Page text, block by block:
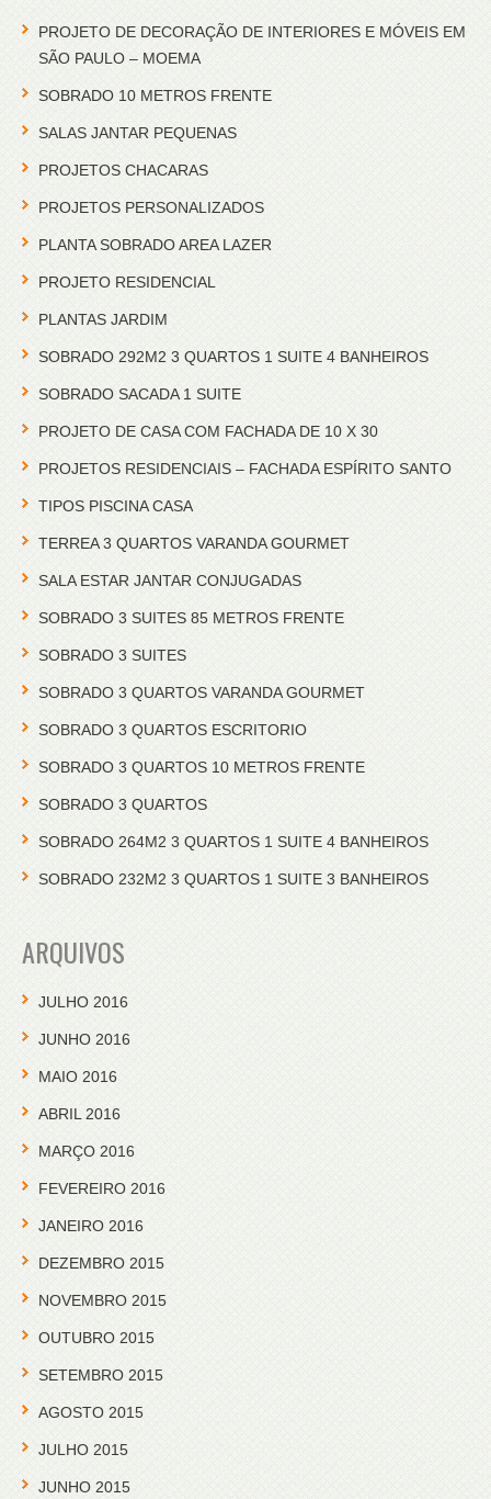
PROJETO DE DECORAÇÃO DE INTERIORES E MÓVEIS EM
SÃO PAULO – MOEMA
SOBRADO 10 METROS FRENTE
SALAS JANTAR PEQUENAS
PROJETOS CHACARAS
PROJETOS PERSONALIZADOS
PLANTA SOBRADO AREA LAZER
PROJETO RESIDENCIAL
PLANTAS JARDIM
SOBRADO 292M2 3 QUARTOS 1 SUITE 4 BANHEIROS
SOBRADO SACADA 1 SUITE
PROJETO DE CASA COM FACHADA DE 10 X 30
PROJETOS RESIDENCIAIS – FACHADA ESPÍRITO SANTO
TIPOS PISCINA CASA
TERREA 3 QUARTOS VARANDA GOURMET
SALA ESTAR JANTAR CONJUGADAS
SOBRADO 3 SUITES 85 METROS FRENTE
SOBRADO 3 SUITES
SOBRADO 3 QUARTOS VARANDA GOURMET
SOBRADO 3 QUARTOS ESCRITORIO
SOBRADO 3 QUARTOS 10 METROS FRENTE
SOBRADO 3 QUARTOS
SOBRADO 264M2 3 QUARTOS 1 SUITE 4 BANHEIROS
SOBRADO 232M2 3 QUARTOS 1 SUITE 3 BANHEIROS
ARQUIVOS
JULHO 2016
JUNHO 2016
MAIO 2016
ABRIL 2016
MARÇO 2016
FEVEREIRO 2016
JANEIRO 2016
DEZEMBRO 2015
NOVEMBRO 2015
OUTUBRO 2015
SETEMBRO 2015
AGOSTO 2015
JULHO 2015
JUNHO 2015